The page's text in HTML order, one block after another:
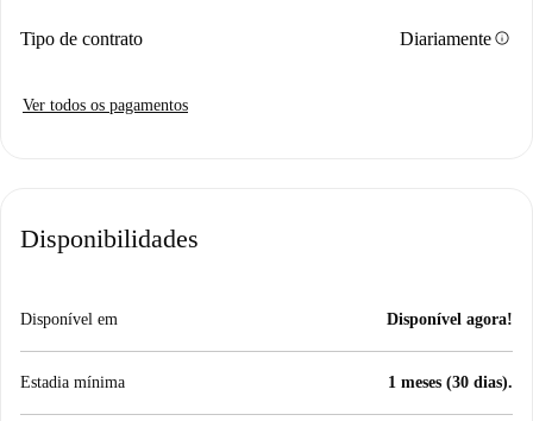
Tipo de contrato Diariamenteinfo
Ver todos os pagamentos
Disponibilidades
Disponível em Disponível agora!
Estadia mínima 1 meses (30 dias).